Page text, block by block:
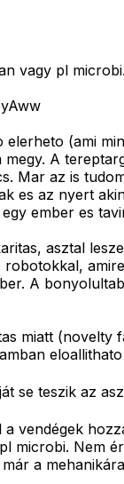
vagy pl
(ami
A
Mar az is
es az nyert
ember es
asztal
A
miatt
se teszik az
vendégek
microbi. Nem
a